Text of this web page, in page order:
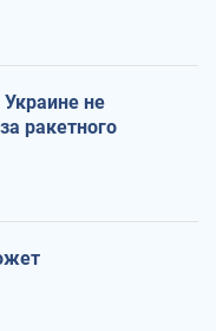
не
ракетного